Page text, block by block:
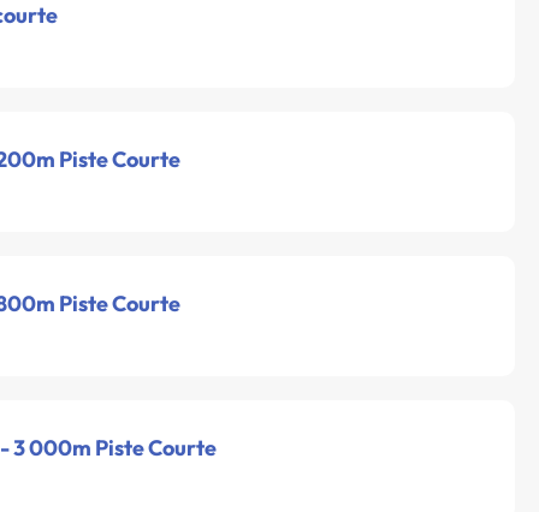
Piste Courte
Piste Courte
3 000m Piste Courte